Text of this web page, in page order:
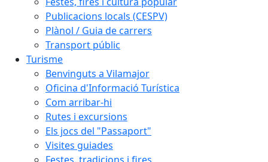
Publicacions locals (CESPV)
Plànol / Guia de carrers
Transport públic
Turisme
Benvinguts a Vilamajor
Oficina d'Informació Turística
Com arribar-hi
Rutes i excursions
Els jocs del "Passaport"
Visites guiades